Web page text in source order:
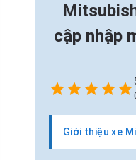
cập nhập
Giới thiệu xe